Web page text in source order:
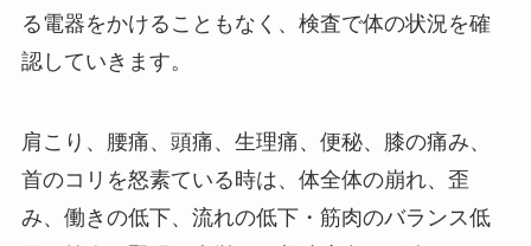
る電器をかけることもなく、検査で体の状況を確
認していきます。
肩こり、腰痛、頭痛、生理痛、便秘、膝の痛み、
首のコリを怒素ている時は、体全体の崩れ、歪
み、働きの低下、流れの低下・筋肉のバランス低